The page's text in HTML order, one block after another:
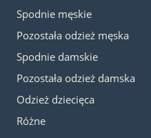
Spodnie męskie
Pozostała odzież męska
Spodnie damskie
Pozostała odzież damska
Odzież dziecięca
Różne